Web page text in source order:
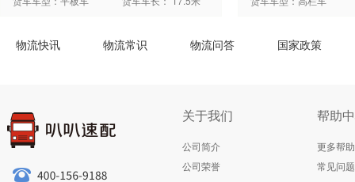
物流快讯 物流常识 物流问答 国家政策
关于我们
公司简介
公司荣誉
帮助
更多帮助
常见问题